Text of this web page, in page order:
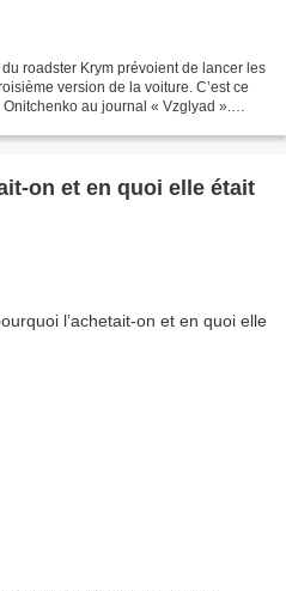
roadster Krym prévoient de lancer les
version de la voiture. C’est ce
au journal « Vzglyad ».
on et en quoi elle était